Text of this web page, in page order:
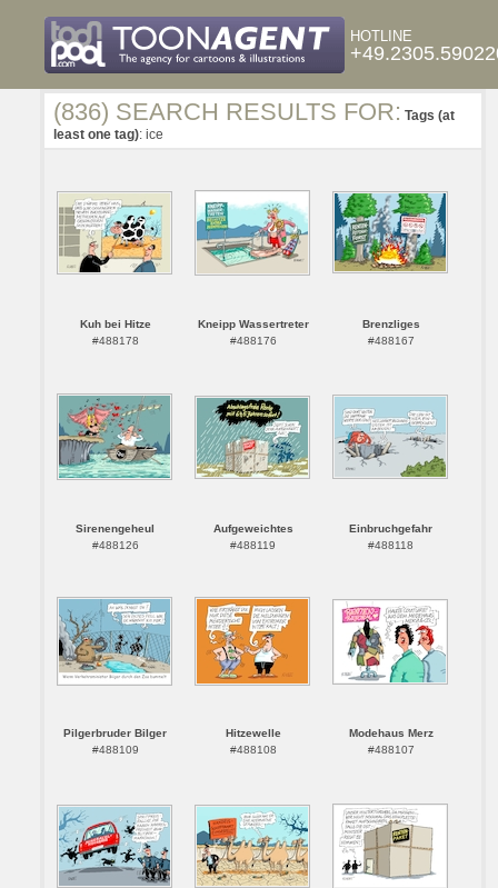
HOTLINE
(836) SEARCH RESULTS FOR: Tags (at
least one tag): ice
Kuh bei Hitze
#488178
Kneipp Wassertreter
#488176
Brenzliges
#488167
Sirenengeheul
#488126
Aufgeweichtes
#488119
Einbruchgefahr
#488118
Pilgerbruder Bilger
#488109
Hitzewelle
#488108
Modehaus Merz
#488107